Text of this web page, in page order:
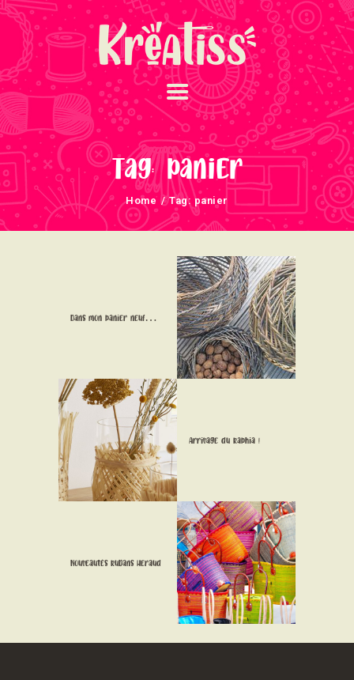
Tag: panier
Home Tag: panier
ACCUEIL
NOS UNIVERS
ARRIVAGES
ATELIERS ET
ÉVÈNEMENTS
INFOS ÉVÈNEMENTS
NEWSLETTERS
NOUS SOUTENONS
Dans mon panier neuf…
Arrivage du Raphia !
Nouveautés Rubans Heraud